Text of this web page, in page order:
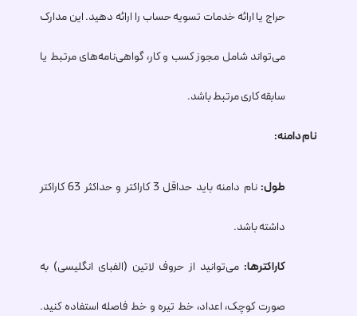
حراج یا ارائه خدمات تسویه حساب را ارائه دهید. این مدارک
می‌تواند شامل مجوز کسب و کار، گواهی‌نامه‌های مرتبط یا
سابقه کاری مرتبط باشد.
نام دامنه:
طول: نام دامنه باید حداقل 3 کاراکتر و حداکثر 63 کاراکتر
داشته باشد.
کاراکترها: می‌توانید از حروف لاتین (الفبای انگلیسی) به
صورت کوچک، اعداد، خط تیره و خط فاصله استفاده کنید.